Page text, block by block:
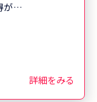
が目
詳細をみる